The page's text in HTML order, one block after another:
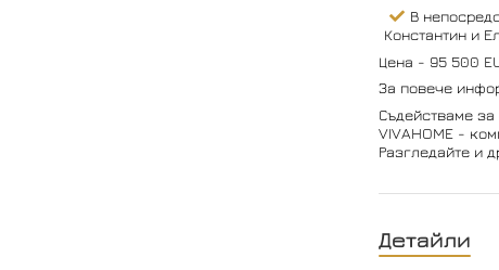
В
Константин и
Цена - 95 500
За повече
Съдействаме
VIVAHOME -
Разгледайте и
Детайли